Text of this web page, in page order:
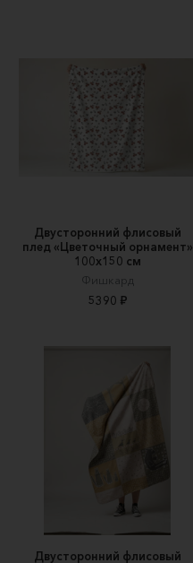
Двусторонний флисовый
плед «Цветочный орнамент»
100х150 см
Фишкард
5390 ₽
Двусторонний флисовый